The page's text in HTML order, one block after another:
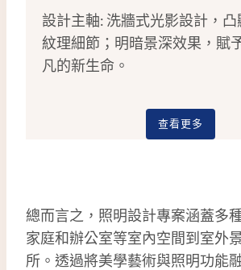
設計主軸: 洗牆式光影設計，
紋理細節；明暗景深效果，賦
凡的新生命。
查看更多
總而言之，照明設計專案涵蓋多
家庭和辦公室等室內空間到室外
所。透過將美學藝術與照明功能